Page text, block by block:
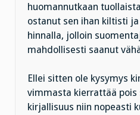
huomannutkaan
ostanut sen ihan kiltisti
hinnalla, jolloin
mahdollisesti saanut
Ellei sitten ole kysymys
vimmasta kierrattää pois
kirjallisuus niin nopeasti